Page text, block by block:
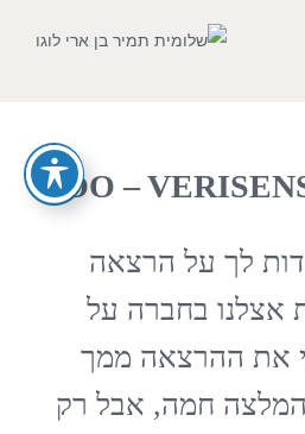
לך על הרצאה
בחברה על
את ההרצאה ממך
חמה, אבל רק